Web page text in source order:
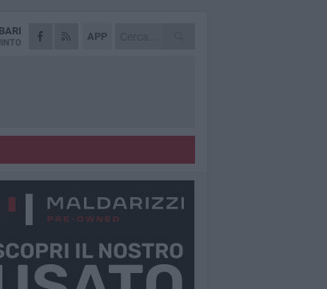
APP
BARI